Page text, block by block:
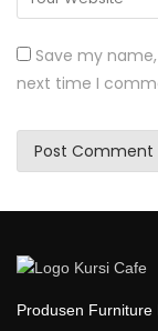
Save my
next time I
Produsen Furniture